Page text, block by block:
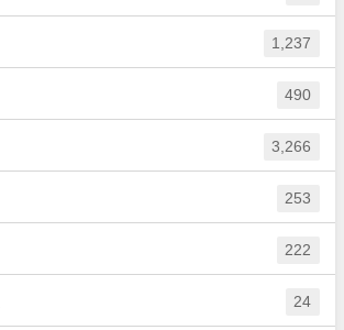
1,237
490
3,266
253
222
24